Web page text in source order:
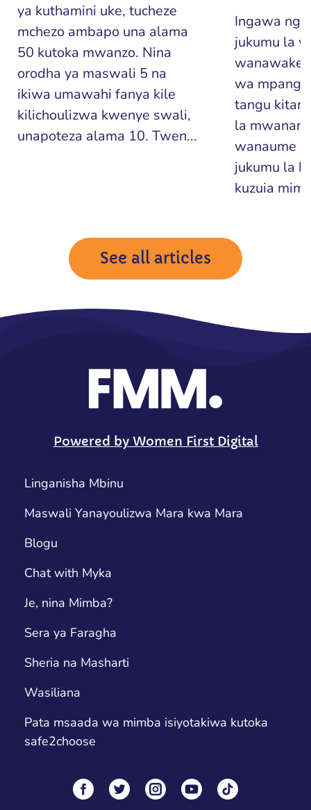
ya kuthamini uke, tucheze
mchezo ambapo una alama
50 kutoka mwanzo. Nina
orodha ya maswali 5 na
ikiwa umawahi fanya kile
kilichoulizwa kwenye swali,
unapoteza alama 10. Twen...
Ingawa
jukumu la
wanawake,
wa
tangu
la
wanaume
jukumu la
kuzuia
See all articles
Powered by Women First Digital
Linganisha Mbinu
Maswali Yanayoulizwa Mara kwa Mara
Blogu
Chat with Myka
Je, nina Mimba?
Sera ya Faragha
Sheria na Masharti
Wasiliana
Pata msaada wa mimba isiyotakiwa kutoka
safe2choose